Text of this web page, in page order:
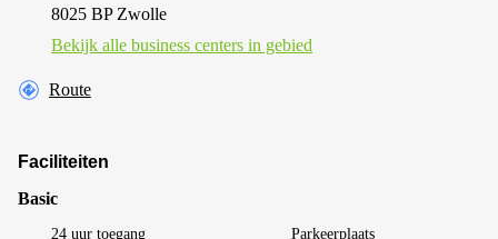
8025 BP Zwolle
Bekijk alle business centers in gebied
Route
Faciliteiten
Basic
24 uur toegang Parkeerplaats